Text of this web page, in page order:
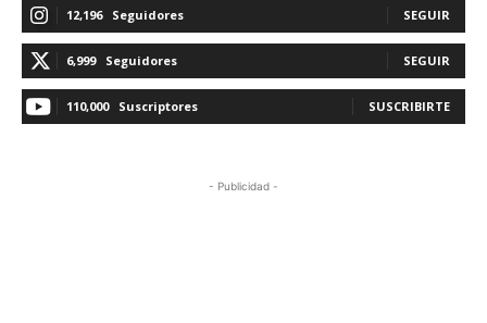
12,196 Seguidores SEGUIR
6,999 Seguidores SEGUIR
110,000 Suscriptores SUSCRIBIRTE
- Publicidad -